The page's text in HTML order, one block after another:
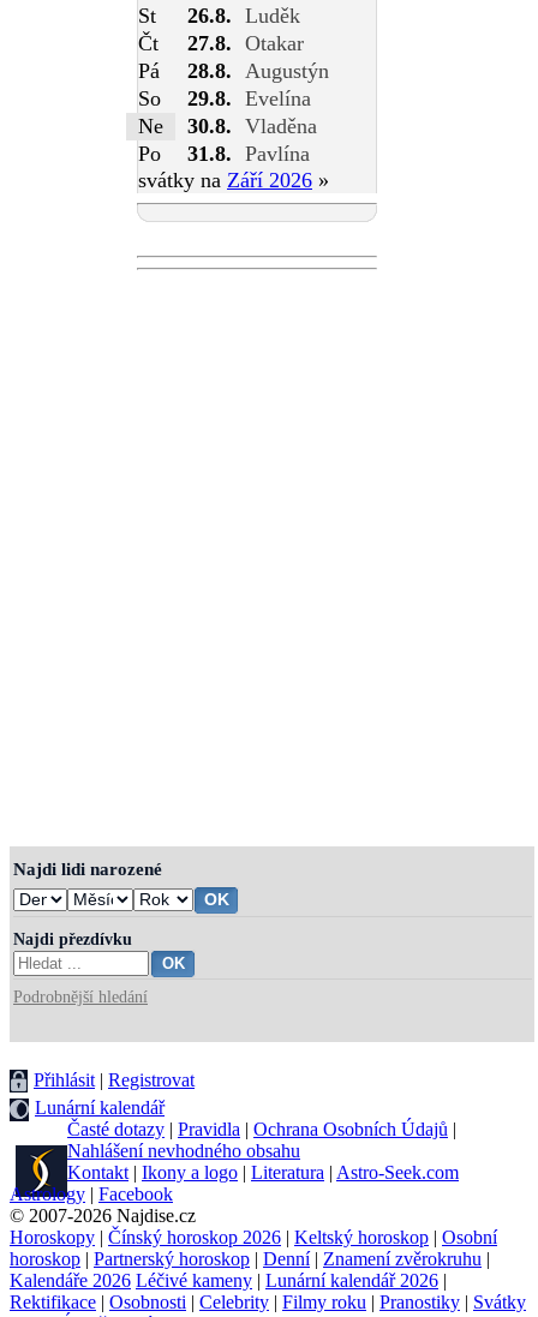
St
26.8. Luděk
Čt
27.8. Otakar
Pá
28.8.
Augustýn
So
29.8. Evelína
Ne
30.8. Vladěna
Po
31.8. Pavlína
svátky na Září 2026 »
Najdi lidi narozené
Najdi přezdívku
Podrobnější hledání
Přihlásit | Registrovat
Lunární kalendář
Časté dotazy | Pravidla | Ochrana Osobních Údajů |
Nahlášení nevhodného obsahu
Kontakt | Ikony a logo | Literatura | Astro-Seek.com
Astrology | Facebook
© 2007-2026 Najdise.cz
Horoskopy | Čínský horoskop 2026 | Keltský horoskop | Osobní
horoskop | Partnerský horoskop | Denní| Znamení zvěrokruhu |
Kalendáře 2026 Léčivé kameny | Lunární kalendář 2026 |
Rektifikace | Osobnosti | Celebrity | Filmy roku | Pranostiky | Svátky